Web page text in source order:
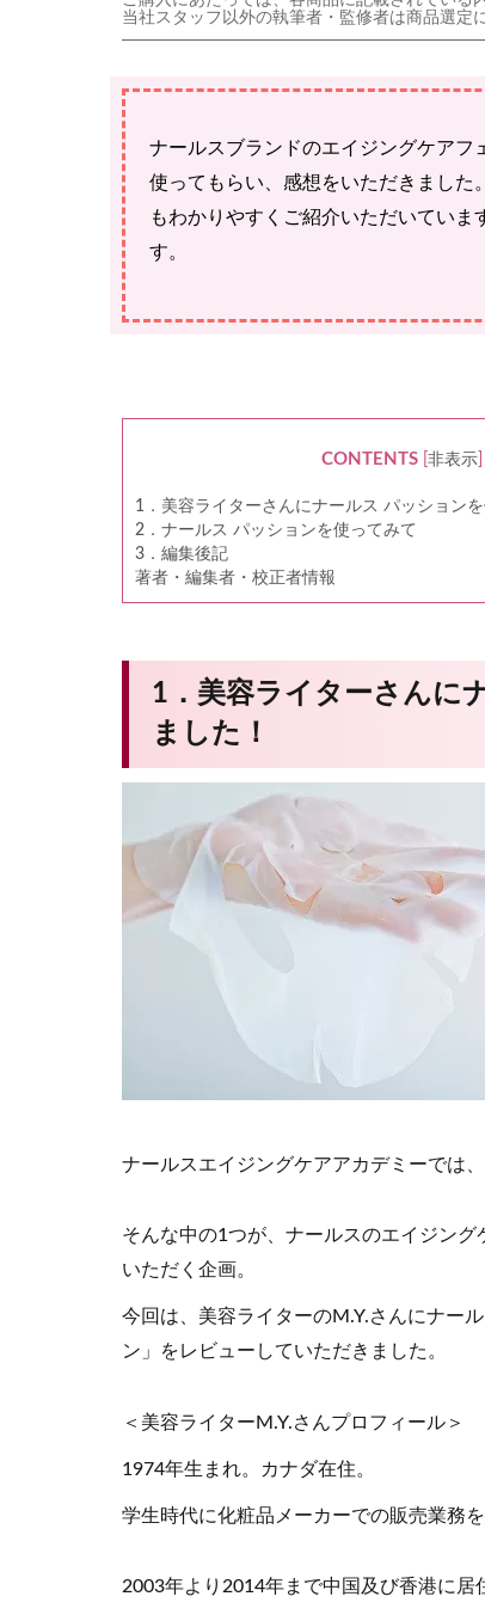
当社スタッフ以外の執筆者・監修者は商品選定
ナールスブランドのエイジングケアフ
使ってもらい、感想をいただきまし
もわかりやすくご紹介いただいてい
す。
CONTENTS 非表示]
1．美容ライターさんにナールス パッション
2．ナールス パッションを使ってみて
3．編集後記
著者・編集者・校正者情報
1．美容ライターさんに
ました！
ナールスエイジングケアアカデミーでは
そんな中の1つが、ナールスのエイジン
いただく企画。
今回は、美容ライターのM.Y.さんにナー
ン」をレビューしていただきました。
＜美容ライターM.Y.さんプロフィール＞
1974年生まれ。カナダ在住。
学生時代に化粧品メーカーでの販売業務
2003年より2014年まで中国及び香港に居